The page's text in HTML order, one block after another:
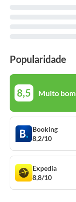
Popularidade
8,5 Muito bom
Booking
8,2/10
Expedia
8,8/10